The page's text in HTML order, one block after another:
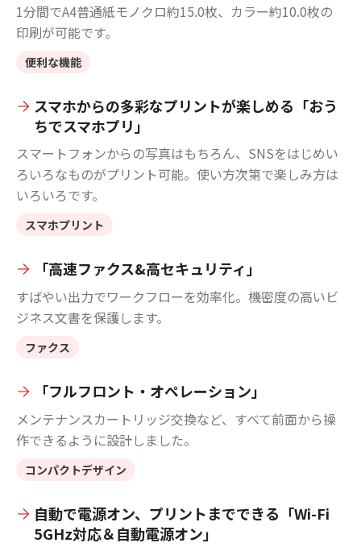
1分間でA4普通紙モノクロ約15.0枚、カラー約10.0枚の
印刷が可能です。
便利な機能
スマホからの多彩なプリントが楽しめる「おう
ちでスマホプリ」
スマートフォンからの写真はもちろん、SNSをはじめい
ろいろなものがプリント可能。使い方次第で楽しみ方は
いろいろです。
スマホプリント
「高速ファクス&高セキュリティ」
すばやい出力でワークフローを効率化。機密度の高いビ
ジネス文書を保護します。
ファクス
「フルフロント・オペレーション」
メンテナンスカートリッジ交換など、すべて前面から操
作できるように設計しました。
コンパクトデザイン
自動で電源オン、プリントまでできる「Wi-Fi
5GHz対応＆自動電源オン」